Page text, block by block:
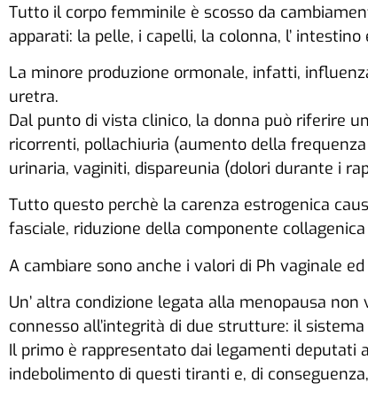
Tutto il corpo femminile è scosso da
apparati: la pelle, i capelli, la colonna, l’
La minore produzione ormonale, infatti,
uretra.
Dal punto di vista clinico, la donna può riferire
ricorrenti, pollachiuria (aumento della
urinaria, vaginiti, dispareunia (dolori durante i
Tutto questo perchè la carenza estrogenica
fasciale, riduzione della componente
A cambiare sono anche i valori di Ph vaginale
Un’ altra condizione legata alla menopausa
connesso all’integrità di due strutture: il
Il primo è rappresentato dai legamenti deputati
indebolimento di questi tiranti e, di